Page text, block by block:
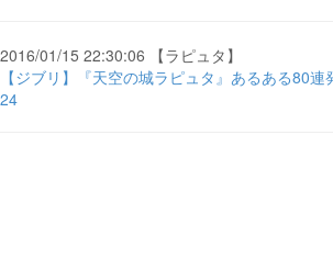
2016/01/15 22:30:06 【ラピュタ】
【ジブリ】『天空の城ラピュタ』あるある80
24